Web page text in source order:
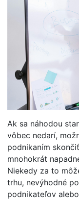
Ak sa náhodou
vôbec nedarí,
podnikaním
mnohokrát
Niekedy za to
trhu, nevýhodné
podnikateľov